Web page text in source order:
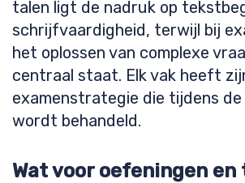
talen ligt de nadruk op
schrijfvaardigheid, terwijl bij
het oplossen van complexe
centraal staat. Elk vak heeft
examenstrategie die tijdens
wordt behandeld.
Wat voor oefeningen